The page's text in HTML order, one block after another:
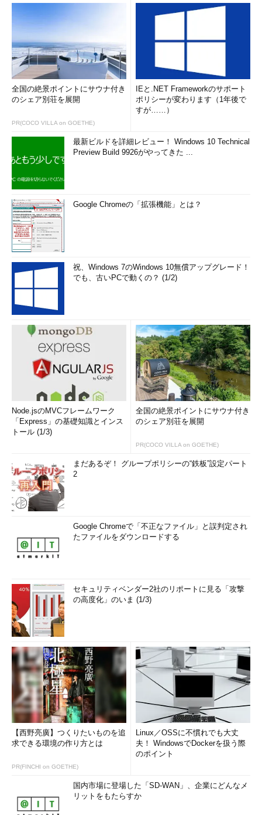
全国の絶景ポイントにサウナ付き
のシェア別荘を展開
PR(COCO VILLA on GOETHE)
IEと.NET Frameworkのサポート
ポリシーが変わります（1年後で
すが……）
最新ビルドを詳細レビュー！ Windows 10 Technical
Preview Build 9926がやってきた ...
Google Chromeの「拡張機能」とは？
祝、Windows 7のWindows 10無償アップグレード！
でも、古いPCで動くの？ (1/2)
Node.jsのMVCフレームワーク
「Express」の基礎知識とインス
トール (1/3)
全国の絶景ポイントにサウナ付き
のシェア別荘を展開
PR(COCO VILLA on GOETHE)
まだあるぞ！ グループポリシーの“鉄板”設定パート
2
Google Chromeで「不正なファイル」と誤判定され
たファイルをダウンロードする
セキュリティベンダー2社のリポートに見る「攻撃
の高度化」のいま (1/3)
【西野亮廣】つくりたいものを追
求できる環境の作り方とは
PR(FINCHI on GOETHE)
Linux／OSSに不慣れでも大丈
夫！ WindowsでDockerを扱う際
のポイント
国内市場に登場した「SD-WAN」、企業にどんなメ
リットをもたらすか